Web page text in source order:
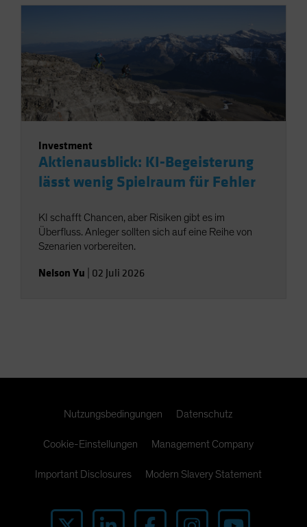
Investment
Aktienausblick: KI-Begeisterung
lässt wenig Spielraum für Fehler
KI schafft Chancen, aber Risiken gibt es im
Überfluss. Anleger sollten sich auf eine Reihe von
Szenarien vorbereiten.
Nelson Yu 02 Juli 2026
Nutzungsbedingungen Datenschutz
Cookie-Einstellungen Management Company
Important Disclosures Modern Slavery Statement